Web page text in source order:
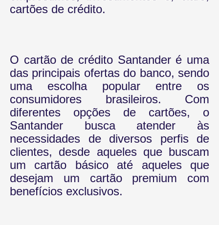
cartões de crédito.
O cartão de crédito Santander é uma
das principais ofertas do banco, sendo
uma escolha popular entre os
consumidores brasileiros. Com
diferentes opções de cartões, o
Santander busca atender às
necessidades de diversos perfis de
clientes, desde aqueles que buscam
um cartão básico até aqueles que
desejam um cartão premium com
benefícios exclusivos.